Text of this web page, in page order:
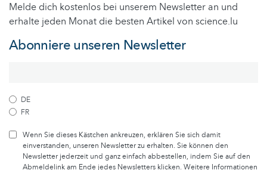
Melde dich kostenlos bei unserem Newsletter an und
erhalte jeden Monat die besten Artikel von science.lu
Abonniere unseren Newsletter
DE
FR
Wenn Sie dieses Kästchen ankreuzen, erklären Sie sich damit
einverstanden, unseren Newsletter zu erhalten. Sie können den
Newsletter jederzeit und ganz einfach abbestellen, indem Sie auf den
Abmeldelink am Ende jedes Newsletters klicken. Weitere Informationen